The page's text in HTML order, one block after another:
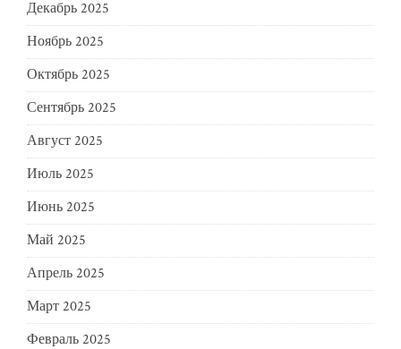
Декабрь 2025
Ноябрь 2025
Октябрь 2025
Сентябрь 2025
Август 2025
Июль 2025
Июнь 2025
Май 2025
Апрель 2025
Март 2025
Февраль 2025